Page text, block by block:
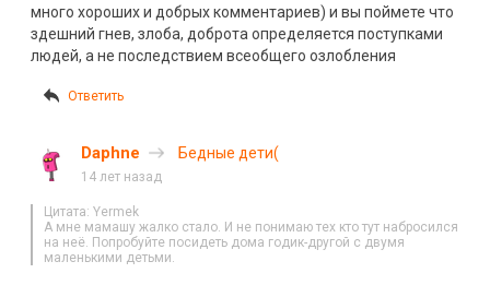
много хороших и добрых комментариев) и вы поймете что
здешний гнев, злоба, доброта определяется поступками
людей, а не последствием всеобщего озлобления
Ответить
Daphne Бедные дети(
14 лет назад
Цитата: Yermek
А мне мамашу жалко стало. И не понимаю тех кто тут набросился
на неё. Попробуйте посидеть дома годик-другой с двумя
маленькими детьми.